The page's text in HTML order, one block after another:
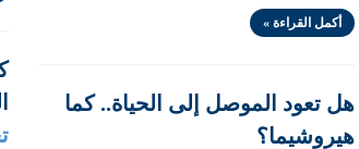
أكمل القراءة »
هل تعود الموصل إلى الحياة.. كما
هيروشيما؟